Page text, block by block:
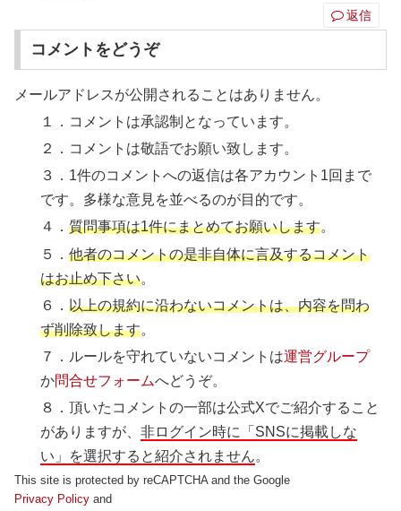
返信
コメントをどうぞ
メールアドレスが公開されることはありません。
１．コメントは承認制となっています。
２．コメントは敬語でお願い致します。
３．1件のコメントへの返信は各アカウント1回まで
です。多様な意見を並べるのが目的です。
４．質問事項は1件にまとめてお願いします。
５．他者のコメントの是非自体に言及するコメント
はお止め下さい。
６．以上の規約に沿わないコメントは、内容を問わ
ず削除致します。
７．ルールを守れていないコメントは運営グループ
か問合せフォームへどうぞ。
８．頂いたコメントの一部は公式Xでご紹介すること
がありますが、非ログイン時に「SNSに掲載しな
い」を選択すると紹介されません。
This site is protected by reCAPTCHA and the Google
Privacy Policy and